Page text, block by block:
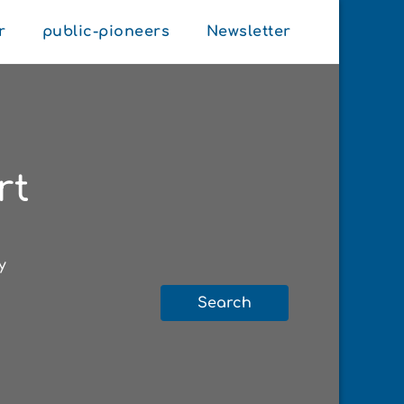
public-pioneers Newsletter
Search